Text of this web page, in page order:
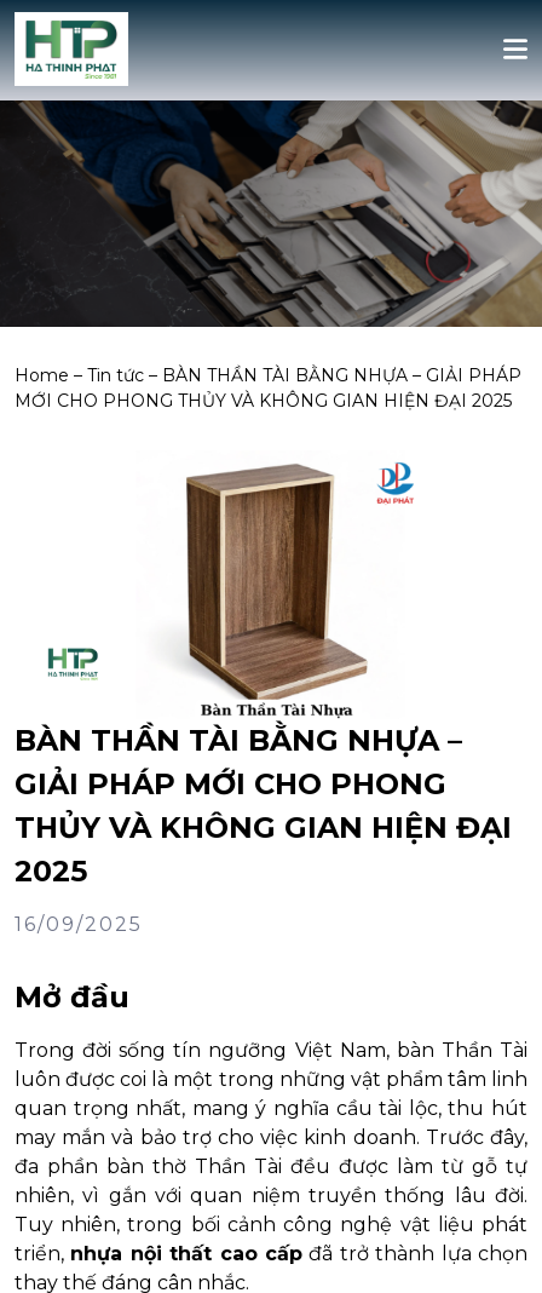
Home – Tin tức – BÀN THẦN TÀI BẰNG NHỰA – GIẢI PHÁP
MỚI CHO PHONG THỦY VÀ KHÔNG GIAN HIỆN ĐẠI 2025
BÀN THẦN TÀI BẰNG NHỰA –
GIẢI PHÁP MỚI CHO PHONG
THỦY VÀ KHÔNG GIAN HIỆN ĐẠI
2025
16/09/2025
Mở đầu
Trong đời sống tín ngưỡng Việt Nam, bàn Thần Tài
luôn được coi là một trong những vật phẩm tâm linh
quan trọng nhất, mang ý nghĩa cầu tài lộc, thu hút
may mắn và bảo trợ cho việc kinh doanh. Trước đây,
đa phần bàn thờ Thần Tài đều được làm từ gỗ tự
nhiên, vì gắn với quan niệm truyền thống lâu đời.
Tuy nhiên, trong bối cảnh công nghệ vật liệu phát
triển, nhựa nội thất cao cấp đã trở thành lựa chọn
thay thế đáng cân nhắc.